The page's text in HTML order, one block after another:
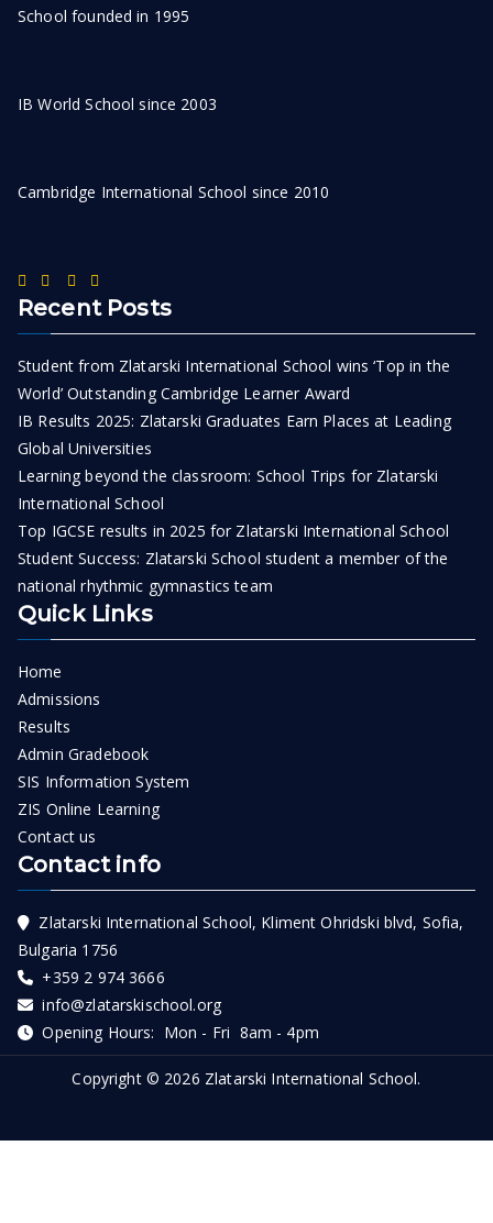
School founded in 1995
IB World School since 2003
Cambridge International School since 2010
Recent Posts
Student from Zlatarski International School wins ‘Top in the
World’ Outstanding Cambridge Learner Award
IB Results 2025: Zlatarski Graduates Earn Places at Leading
Global Universities
Learning beyond the classroom: School Trips for Zlatarski
International School
Top IGCSE results in 2025 for Zlatarski International School
Student Success: Zlatarski School student a member of the
national rhythmic gymnastics team
Quick Links
Home
Admissions
Results
Admin Gradebook
SIS Information System
ZIS Online Learning
Contact us
Contact info
Zlatarski International School, Kliment Ohridski blvd, Sofia,
Bulgaria 1756
+359 2 974 3666
info@zlatarskischool.org
Opening Hours: Mon - Fri 8am - 4pm
Copyright © 2026 Zlatarski International School.